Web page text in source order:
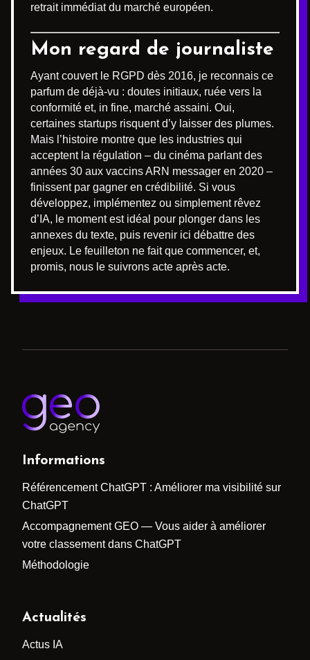
retrait immédiat du marché européen.
Mon regard de journaliste
Ayant couvert le RGPD dès 2016, je reconnais ce
parfum de déjà-vu : doutes initiaux, ruée vers la
conformité et, in fine, marché assaini. Oui,
certaines startups risquent d’y laisser des plumes.
Mais l’histoire montre que les industries qui
acceptent la régulation – du cinéma parlant des
années 30 aux vaccins ARN messager en 2020 –
finissent par gagner en crédibilité. Si vous
développez, implémentez ou simplement rêvez
d’IA, le moment est idéal pour plonger dans les
annexes du texte, puis revenir ici débattre des
enjeux. Le feuilleton ne fait que commencer, et,
promis, nous le suivrons acte après acte.
Informations
Référencement ChatGPT : Améliorer ma visibilité sur
ChatGPT
Accompagnement GEO — Vous aider à améliorer
votre classement dans ChatGPT
Méthodologie
Actualités
Actus IA